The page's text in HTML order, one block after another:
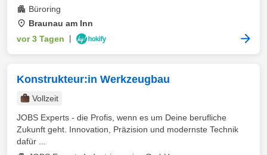
Büroring
Braunau am Inn
vor 3 Tagen
Konstrukteur:in Werkzeugbau
Vollzeit
JOBS Experts - die Profis, wenn es um Deine berufliche
Zukunft geht. Innovation, Präzision und modernste Technik
dafür ...